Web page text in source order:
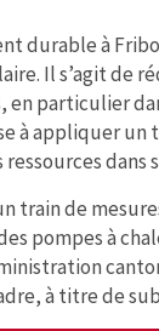
durable à
Il s’agit de
particulier
à appliquer un
dans
train de
pompes à
à titre de